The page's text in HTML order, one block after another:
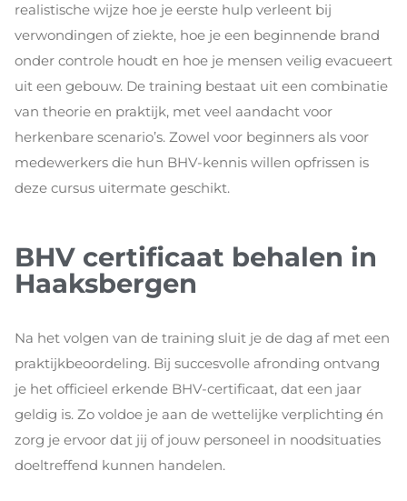
realistische wijze hoe je eerste hulp verleent bij
verwondingen of ziekte, hoe je een beginnende brand
onder controle houdt en hoe je mensen veilig evacueert
uit een gebouw. De training bestaat uit een combinatie
van theorie en praktijk, met veel aandacht voor
herkenbare scenario’s. Zowel voor beginners als voor
medewerkers die hun BHV-kennis willen opfrissen is
deze cursus uitermate geschikt.
BHV certificaat behalen in
Haaksbergen
Na het volgen van de training sluit je de dag af met een
praktijkbeoordeling. Bij succesvolle afronding ontvang
je het officieel erkende BHV-certificaat, dat een jaar
geldig is. Zo voldoe je aan de wettelijke verplichting én
zorg je ervoor dat jij of jouw personeel in noodsituaties
doeltreffend kunnen handelen.